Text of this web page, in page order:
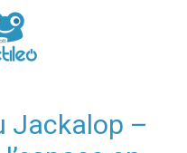
Jackalop –